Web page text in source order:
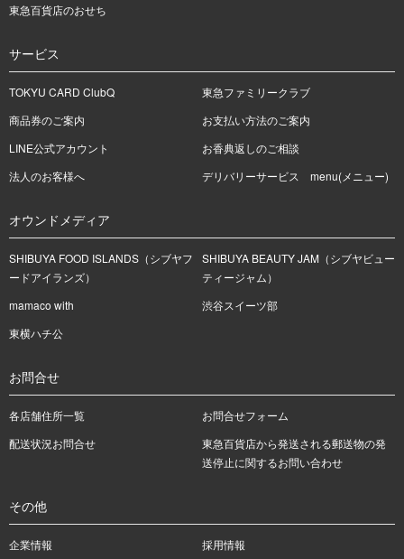
東急百貨店のおせち
サービス
TOKYU CARD ClubQ
東急ファミリークラブ
商品券のご案内
お支払い方法のご案内
LINE公式アカウント
お香典返しのご相談
法人のお客様へ
デリバリーサービス menu(メニュー)
オウンドメディア
SHIBUYA FOOD ISLANDS（シブヤフ
ードアイランズ）
SHIBUYA BEAUTY JAM（シブヤビュー
ティージャム）
mamaco with
渋谷スイーツ部
東横ハチ公
お問合せ
各店舗住所一覧
お問合せフォーム
配送状況お問合せ
東急百貨店から発送される郵送物の発
送停止に関するお問い合わせ
その他
企業情報 採用情報